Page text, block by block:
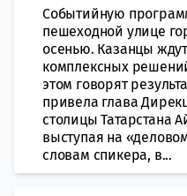
Событийную
пешеходной улице
осенью. Казанцы
комплексных
этом говорят
привела глава
столицы Татарстана
выступая на
словам спикера, в...